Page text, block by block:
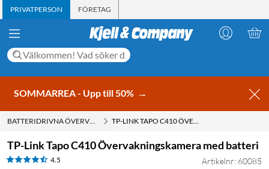
PRIVATPERSON FÖRETAG
SOMMARREA - Upp till 50% →
BATTERIDRIVNA ÖVERVAKNINGSKAMEROR TP-LINK TAPO C410 ÖVERVAKNINGSKAMERA MED BATTERI
TP-Link Tapo C410 Övervakningskamera med batteri
4.5 Artikelnr: 60085